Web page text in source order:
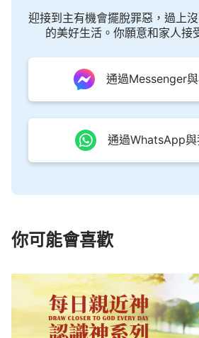
迎接到主有機會擺脫罪惡，過上
的美好生活。你願意和家人接
通過Messenger
通過WhatsApp與
你可能會喜歡